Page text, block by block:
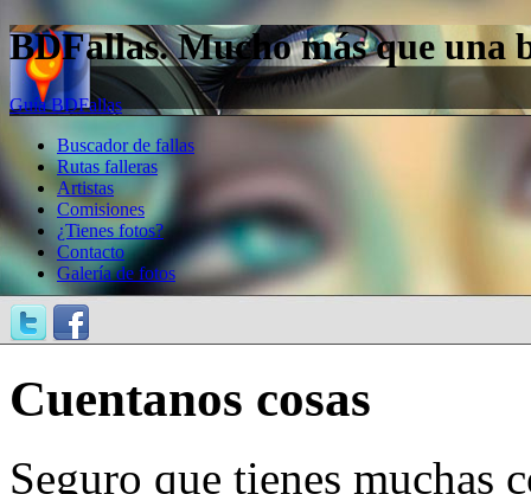
BDFallas. Mucho más que una
Guía BDFallas
Buscador de fallas
Rutas falleras
Artistas
Comisiones
¿Tienes fotos?
Contacto
Galería de fotos
Cuentanos cosas
Seguro que tienes muchas